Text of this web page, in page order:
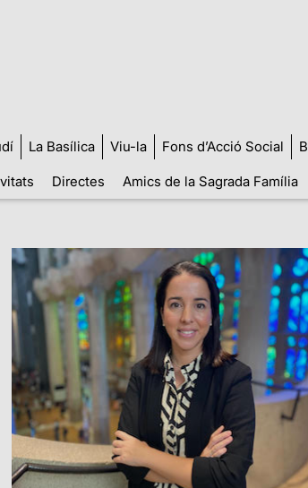
La Basílica Viu-la Fons d’Acció Social
Directes Amics de la Sagrada Família